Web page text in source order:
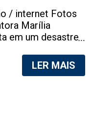
/ internet Fotos
Marília
em um desastre
internet. A
do corpo de
LER MAIS